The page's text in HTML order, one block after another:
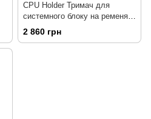
CPU Holder Тримач для
системного блоку на ременях
зі слайдером і поворотом CS-
2 860 грн